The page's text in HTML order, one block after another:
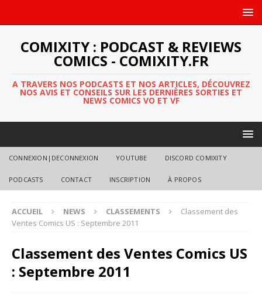
COMIXITY : PODCAST & REVIEWS
COMICS - COMIXITY.FR
A TRAVERS NOS PODCASTS ET NOS ARTICLES, DÉCOUVREZ
NOS AVIS ET CONSEILS SUR LES DERNIÈRES SORTIES ET
NEWS COMICS VO ET VF
CONNEXION|DECONNEXION YOUTUBE DISCORD COMIXITY
PODCASTS CONTACT INSCRIPTION À PROPOS
ACCUEIL NEWS CLASSEMENTS
Classement des
Ventes Comics US : Septembre 2011
Classement des Ventes Comics US
: Septembre 2011